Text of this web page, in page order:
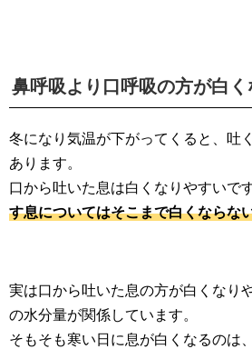
鼻呼吸より口呼吸の方が白
冬になり気温が下がってくると、吐
あります。
口から吐いた息は白くなりやすいです
す息についてはそこまで白くならな
実は口から吐いた息の方が白くなり
の水分量が関係しています。
そもそも寒い日に息が白くなるのは、